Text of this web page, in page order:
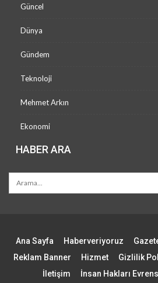
Güncel
Dünya
Gündem
Teknoloji
Mehmet Arkın
Ekonomi
HABER ARA
Ana Sayfa Haberveriyoruz
Reklam Banner
Hizmet Gizlilik
İletişim
İnsan Hakları